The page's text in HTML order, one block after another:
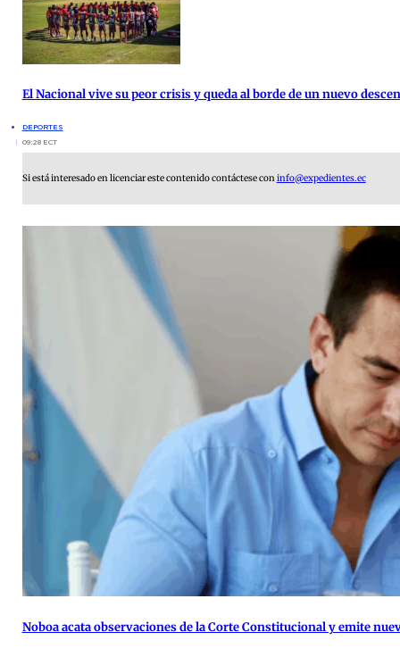
El Nacional vive su peor crisis y queda al borde de un nuevo
DEPORTES
09:28 ECT
Si está interesado en licenciar este contenido contáctese coninfo@expedientes.ec
Noboa acata observaciones de la Corte Constitucional y emite